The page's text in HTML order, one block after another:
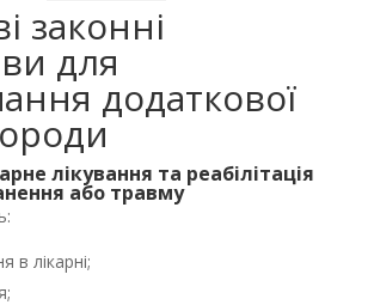
законні
для
додаткової
лікування та реабілітація
або травму
в лікарні;